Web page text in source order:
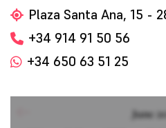
Plaza Santa Ana, 15 -
+34 914 91 50 56
+34 650 63 51 25